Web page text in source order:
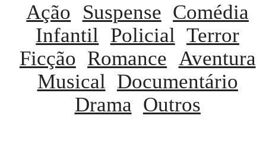
Ação Suspense Comédia
Infantil
Policial Terror
Ficção Romance Aventura
Musical
Documentário
Drama Outros